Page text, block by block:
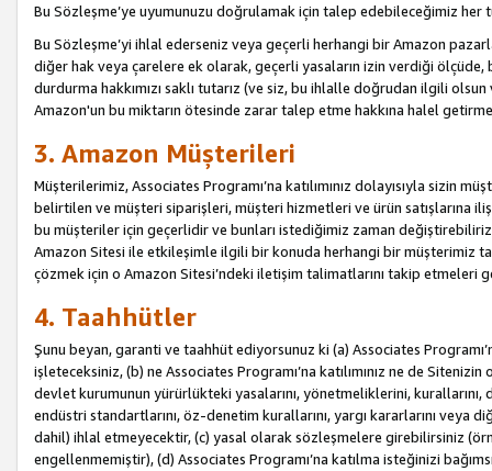
Bu Sözleşme’ye uyumunuzu doğrulamak için talep edebileceğimiz
Bu Sözleşme’yi ihlal ederseniz veya geçerli herhangi bir Amazon
diğer hak veya çarelere ek olarak, geçerli yasaların izin verdiği
durdurma hakkımızı saklı tutarız (ve siz, bu ihlalle doğrudan ilgili
Amazon'un bu miktarın ötesinde zarar talep etme hakkına halel
3. Amazon Müşterileri
Müşterilerimiz, Associates Programı’na katılımınız dolayısıyla sizin
belirtilen ve müşteri siparişleri, müşteri hizmetleri ve ürün satışlarına
bu müşteriler için geçerlidir ve bunları istediğimiz zaman
Amazon Sitesi ile etkileşimle ilgili bir konuda herhangi bir müşterimiz
çözmek için o Amazon Sitesi’ndeki iletişim talimatlarını takip etmeleri
4. Taahhütler
Şunu beyan, garanti ve taahhüt ediyorsunuz ki (a) Associates
işleteceksiniz, (b) ne Associates Programı’na katılımınız ne de
devlet kurumunun yürürlükteki yasalarını, yönetmeliklerini,
endüstri standartlarını, öz-denetim kurallarını, yargı kararlarını
dahil) ihlal etmeyecektir, (c) yasal olarak sözleşmelere girebilirsiniz
engellenmemiştir), (d) Associates Programı’na katılma isteğinizi